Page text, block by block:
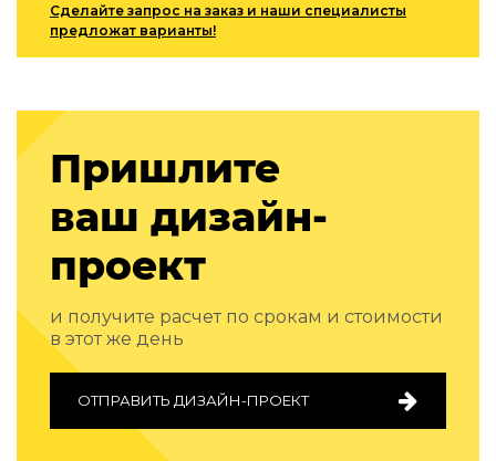
Все категории товаров
Сделайте запрос на заказ и наши специалисты
предложат варианты!
Пришлите
ваш дизайн-
проект
и получите расчет по срокам и стоимости
в этот же день
ОТПРАВИТЬ ДИЗАЙН-ПРОЕКТ